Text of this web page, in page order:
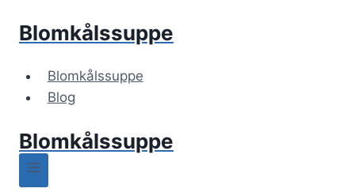
Blomkålssuppe
Blomkålssuppe
Blog
Blomkålssuppe